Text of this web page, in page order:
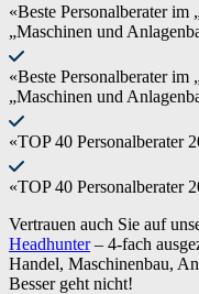
«Beste Personalberater
„Maschinen und
«Beste Personalberater
„Maschinen und
«TOP 40 Personalberater
«TOP 40 Personalberater
Vertrauen auch Sie auf
Headhunter– 4-fach
Handel, Maschinenbau,
Besser geht nicht!